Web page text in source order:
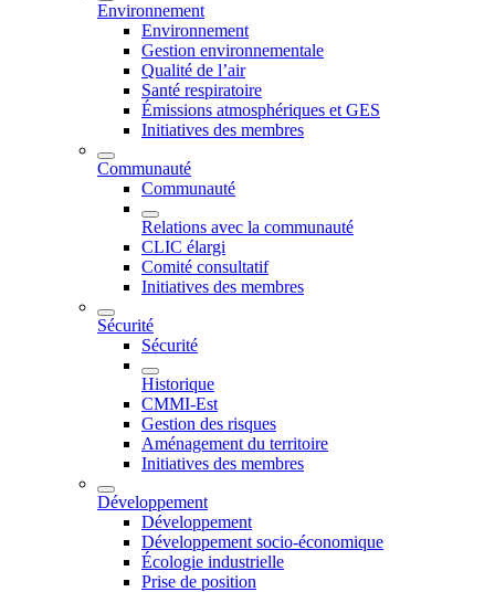
Environnement
Environnement
Gestion environnementale
Qualité de l’air
Santé respiratoire
Émissions atmosphériques et GES
Initiatives des membres
Communauté
Communauté
Relations avec la communauté
CLIC élargi
Comité consultatif
Initiatives des membres
Sécurité
Sécurité
Historique
CMMI-Est
Gestion des risques
Aménagement du territoire
Initiatives des membres
Développement
Développement
Développement socio-économique
Écologie industrielle
Prise de position